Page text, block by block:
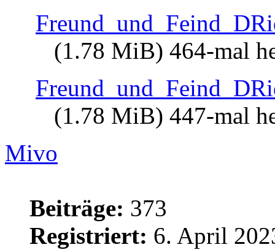
(1.78 MiB) 464-mal
(1.78 MiB) 447-mal
Mivo
Beiträge: 373
Registriert: 6. April